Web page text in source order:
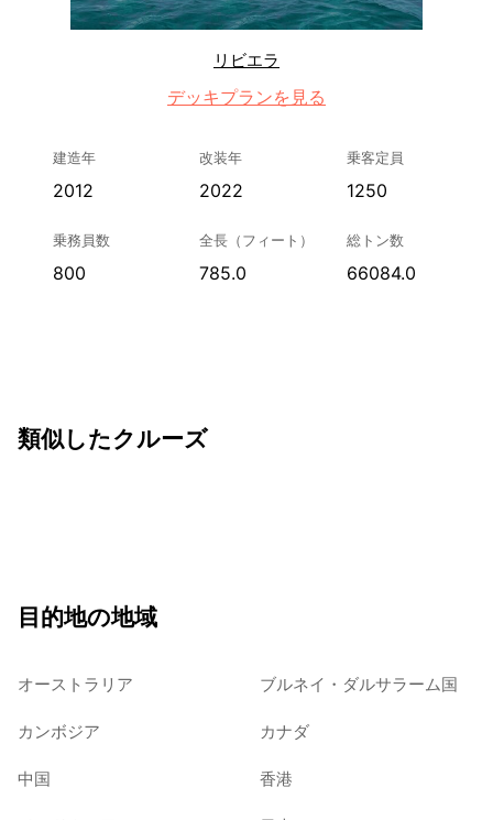
リビエラ
デッキプランを見る
建造年
2012
改装年
2022
乗客定員
1250
乗務員数
800
全長（フィート）
785.0
総トン数
66084.0
類似したクルーズ
目的地の地域
オーストラリア ブルネイ・ダルサラーム国
カンボジア カナダ
中国 香港